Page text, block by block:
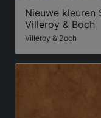
Nieuwe kleuren
Villeroy & Boch
Villeroy & Boch